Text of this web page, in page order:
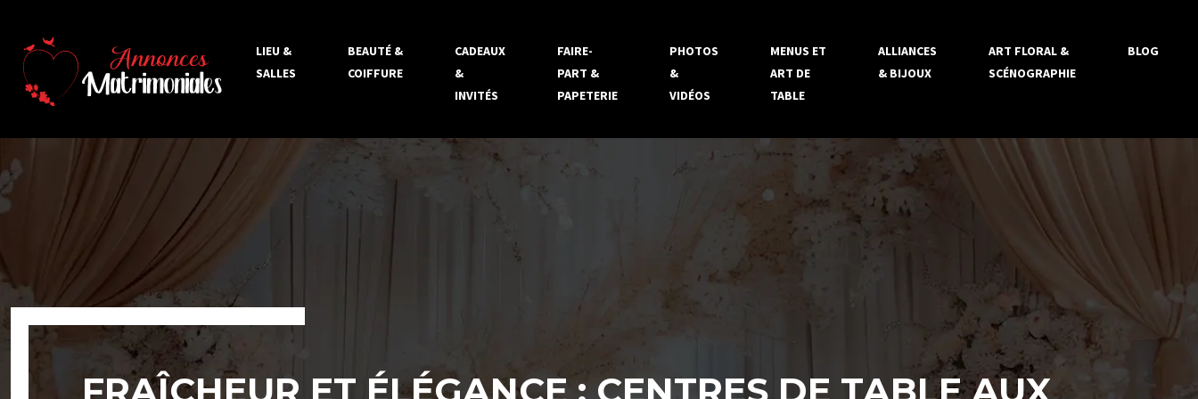
LIEU &
SALLES
BEAUTÉ &
COIFFURE
CADEAUX
&
INVITÉS
FAIRE-
PART &
PAPETERIE
PHOTOS
&
VIDÉOS
MENUS ET
ART DE
TABLE
ALLIANCES
& BIJOUX
ART FLORAL &
SCÉNOGRAPHIE
BLOG